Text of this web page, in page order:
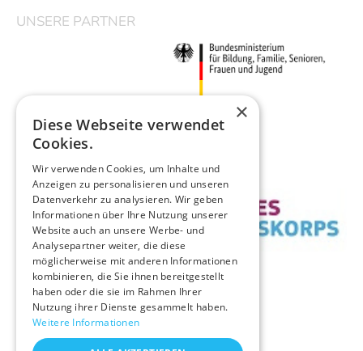
UNSERE PARTNER
×
Diese Webseite verwendet
Cookies.
Wir verwenden Cookies, um Inhalte und
Anzeigen zu personalisieren und unseren
Datenverkehr zu analysieren. Wir geben
Informationen über Ihre Nutzung unserer
Website auch an unsere Werbe- und
Analysepartner weiter, die diese
möglicherweise mit anderen Informationen
kombinieren, die Sie ihnen bereitgestellt
haben oder die sie im Rahmen Ihrer
Nutzung ihrer Dienste gesammelt haben.
Weitere Informationen